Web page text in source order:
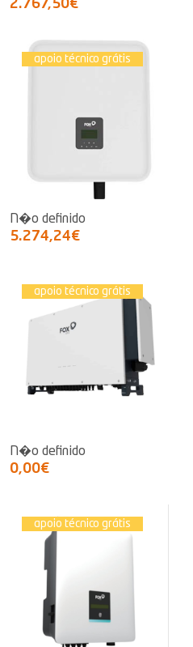
2.767,50€
apoio técnico grátis
N�o definido
5.274,24€
apoio técnico grátis
N�o definido
0,00€
apoio técnico grátis